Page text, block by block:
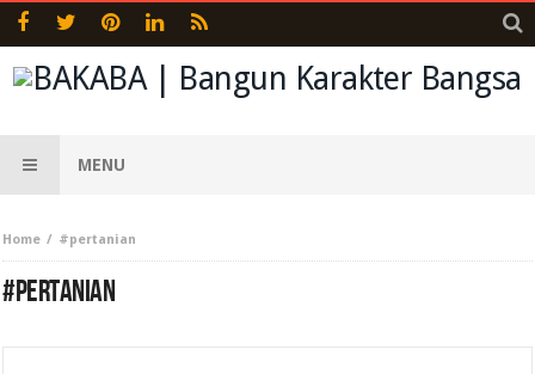
MENU
Home #pertanian
#PERTANIAN